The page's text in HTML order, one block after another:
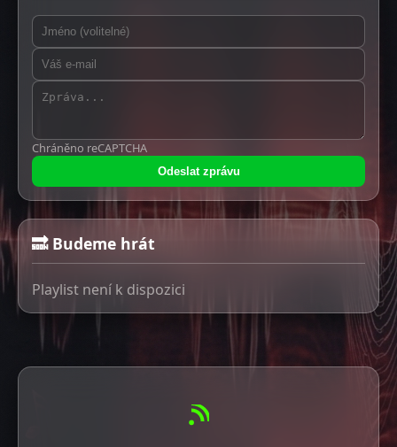
Chráněno reCAPTCHA
Odeslat zprávu
🔜 Budeme hrát
Playlist není k dispozici